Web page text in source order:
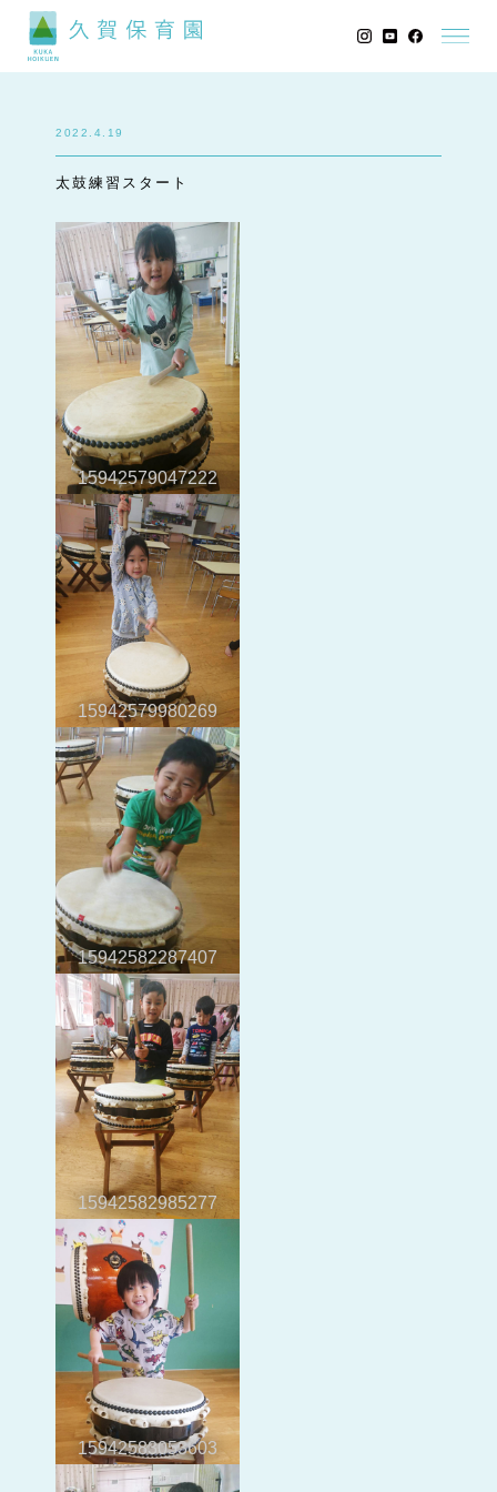
2022.4.19
太鼓練習スタート
15942579047222
15942579980269
15942582287407
15942582985277
15942583053603